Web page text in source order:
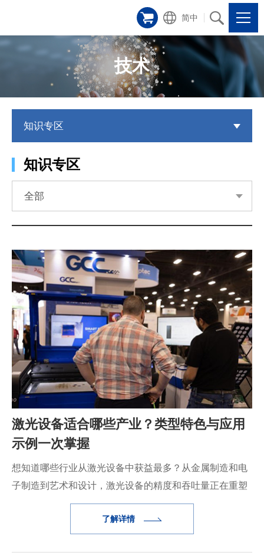
简中
技术
知识专区
知识专区
全部
激光设备适合哪些产业？类型特色与应用
示例一次掌握
想知道哪些行业从激光设备中获益最多？从金属制造和电
子制造到艺术和设计，激光设备的精度和吞吐量正在重塑
了解详情